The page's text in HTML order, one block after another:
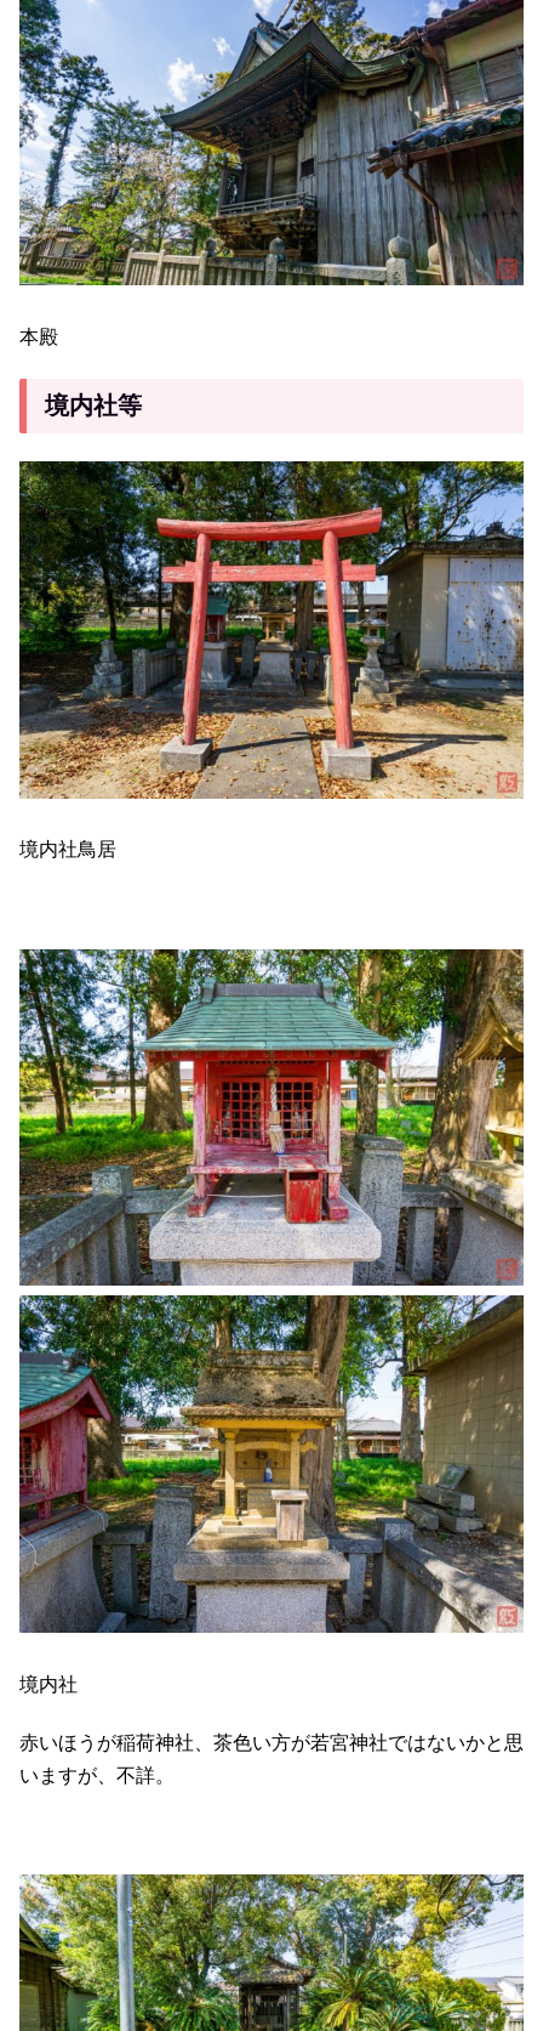
本殿
境内社等
境内社鳥居
境内社
赤いほうが稲荷神社、茶色い方が若宮神社ではないかと思
いますが、不詳。